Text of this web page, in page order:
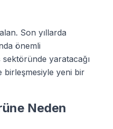
Son yıllarda
önemli
yaratacağı
birleşmesiyle yeni bir
Neden